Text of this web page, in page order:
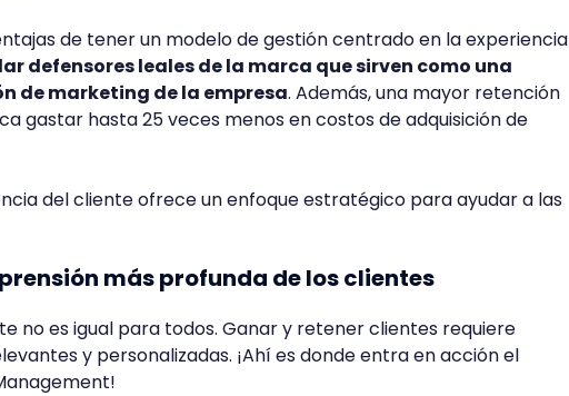
de tener un modelo de gestión centrado en la experiencia
defensores leales de la marca que sirven como una
de marketing de la empresa. Además, una mayor retención
gastar hasta 25 veces menos en costos de adquisición de
del cliente ofrece un enfoque estratégico para ayudar a las
más profunda de los clientes
no es igual para todos. Ganar y retener clientes requiere
y personalizadas. ¡Ahí es donde entra en acción el